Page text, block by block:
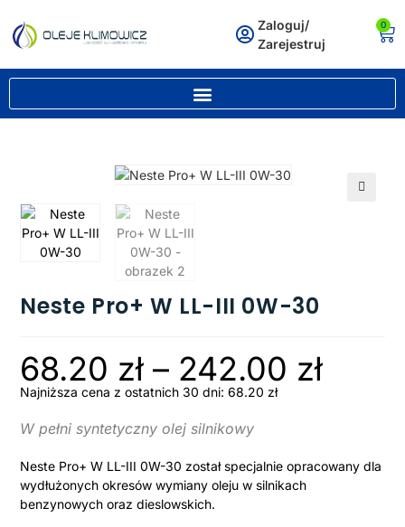
Zaloguj/
Zarejestruj
0
Neste Pro+ W LL-III 0W-30
68.20 zł – 242.00 zł
Najniższa cena z ostatnich 30 dni:68.20 zł
W pełni syntetyczny olej silnikowy
Neste Pro+ W LL-III 0W-30 został specjalnie opracowany dla
wydłużonych okresów wymiany oleju w silnikach
benzynowych oraz dieslowskich.